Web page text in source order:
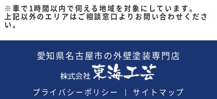
※車で1時間以内で伺える地域を対象にしています。
上記以外のエリアはご相談窓口よりお問い合わせくださ
い。
愛知県名古屋市の外壁塗装 専門店
プライバシーポリシー サイトマップ